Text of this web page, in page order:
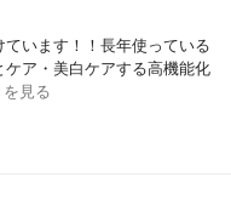
います！！長年使っている
ア・美白ケアする高機能化
見る